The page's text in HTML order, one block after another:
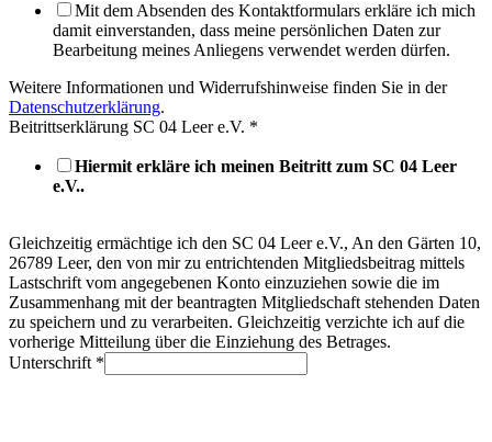
Mit dem Absenden des Kontaktformulars erkläre ich mich
damit einverstanden, dass meine persönlichen Daten zur
Bearbeitung meines Anliegens verwendet werden dürfen.
Weitere Informationen und Widerrufshinweise finden Sie in der
Datenschutzerklärung.
Beitrittserklärung SC 04 Leer e.V. *
Hiermit erkläre ich meinen Beitritt zum SC 04 Leer
e.V..
Gleichzeitig ermächtige ich den SC 04 Leer e.V., An den Gärten 10,
26789 Leer, den von mir zu entrichtenden Mitgliedsbeitrag mittels
Lastschrift vom angegebenen Konto einzuziehen sowie die im
Zusammenhang mit der beantragten Mitgliedschaft stehenden Daten
zu speichern und zu verarbeiten. Gleichzeitig verzichte ich auf die
vorherige Mitteilung über die Einziehung des Betrages.
Unterschrift *